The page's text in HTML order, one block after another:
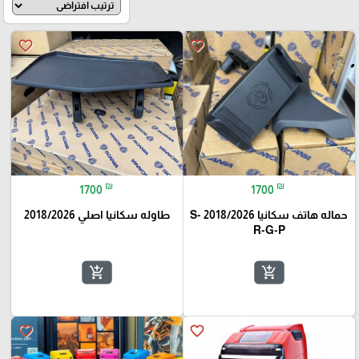
favorite_border
1700 ₪
حماله هاتف سكانيا 2018/2026 S-
R-G-P
add_shopping_cart
favorite_border
1700 ₪
طاوله سكانيا اصلي 2018/2026
add_shopping_cart
favorite_border
favorite_border